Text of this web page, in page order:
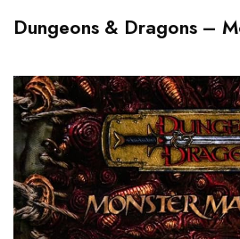
Dungeons & Dragons –